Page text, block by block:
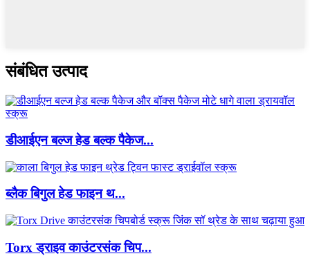
संबंधित उत्पाद
डीआईएन बल्ज हेड बल्क पैकेज...
ब्लैक बिगुल हेड फाइन थ...
Torx ड्राइव काउंटरसंक चिप...